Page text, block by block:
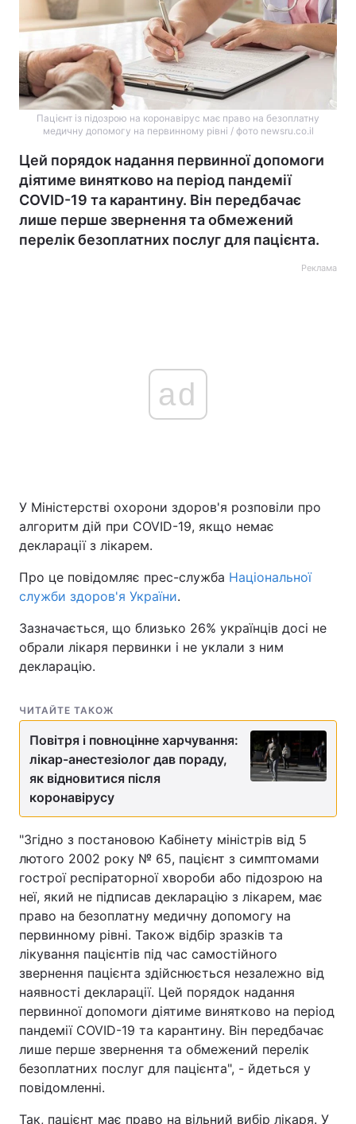
Пацієнт із підозрою на коронавірус має право на безоплатну
медичну допомогу на первинному рівні / фото newsru.co.il
Цей порядок надання первинної допомоги
діятиме винятково на період пандемії
COVID-19 та карантину. Він передбачає
лише перше звернення та обмежений
перелік безоплатних послуг для пацієнта.
Реклама
ad
У Міністерстві охорони здоров'я розповіли про
алгоритм дій при COVID-19, якщо немає
декларації з лікарем.
Про це повідомляє прес-служба Національної
служби здоров'я України.
Зазначається, що близько 26% українців досі не
обрали лікаря первинки і не уклали з ним
декларацію.
ЧИТАЙТЕ ТАКОЖ
Повітря і повноцінне харчування:
лікар-анестезіолог дав пораду,
як відновитися після
коронавірусу
"Згідно з постановою Кабінету міністрів від 5
лютого 2002 року № 65, пацієнт з симптомами
гострої респіраторної хвороби або підозрою на
неї, який не підписав декларацію з лікарем, має
право на безоплатну медичну допомогу на
первинному рівні. Також відбір зразків та
лікування пацієнтів під час самостійного
звернення пацієнта здійснюється незалежно від
наявності декларації. Цей порядок надання
первинної допомоги діятиме винятково на період
пандемії COVID-19 та карантину. Він передбачає
лише перше звернення та обмежений перелік
безоплатних послуг для пацієнта", - йдеться у
повідомленні.
Так, пацієнт має право на вільний вибір лікаря. У